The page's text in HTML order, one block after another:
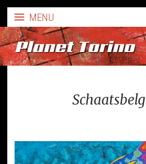
Schaatsbelg
Planet Torino